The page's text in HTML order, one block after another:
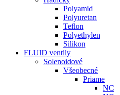
Polyamid
Polyuretan
Teflon
Polyethylen
Silikon
FLUID ventily
Solenoidové
Všeobecné
Priame
NC